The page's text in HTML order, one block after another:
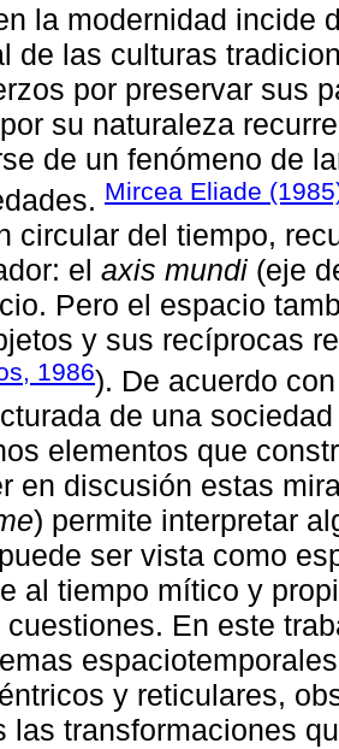
la modernidad incide
de las culturas
por preservar sus
su naturaleza
de un fenómeno de
Mircea Eliade
circular del tiempo,
el axis mundi (eje
Pero el espacio
y sus recíprocas
1986). De acuerdo
de una
elementos que
en discusión estas
) permite interpretar
ser vista como
al tiempo mítico y
cuestiones. En este
y reticulares,
las transformaciones